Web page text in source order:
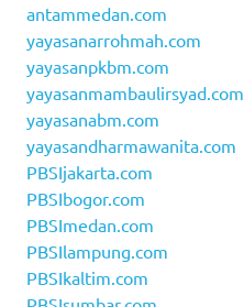
antammedan.com
yayasanarrohmah.com
yayasanpkbm.com
yayasanmambaulirsyad.com
yayasanabm.com
yayasandharmawanita.com
PBSIjakarta.com
PBSIbogor.com
PBSImedan.com
PBSIlampung.com
PBSIkaltim.com